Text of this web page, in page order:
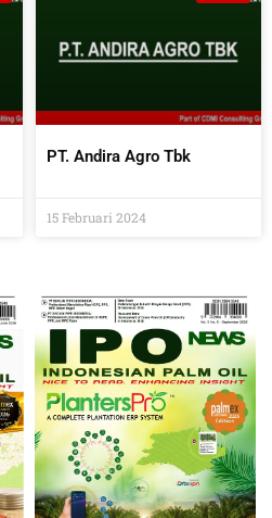
PT. Andira Agro Tbk
15 Februari 2024